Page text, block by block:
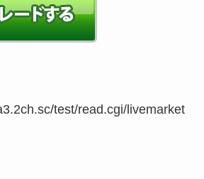
test/read.cgi/livemarket